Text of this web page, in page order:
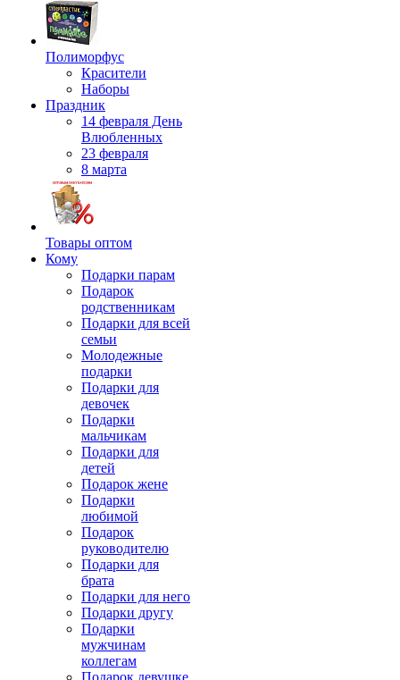
Полиморфус
Красители
Наборы
Праздник
14 февраля День
Влюбленных
23 февраля
8 марта
Товары оптом
Кому
Подарки парам
Подарок
родственникам
Подарки для всей
семьи
Молодежные
подарки
Подарки для
девочек
Подарки
мальчикам
Подарки для
детей
Подарок жене
Подарки
любимой
Подарок
руководителю
Подарки для
брата
Подарки для него
Подарки другу
Подарки
мужчинам
коллегам
Подарок девушке